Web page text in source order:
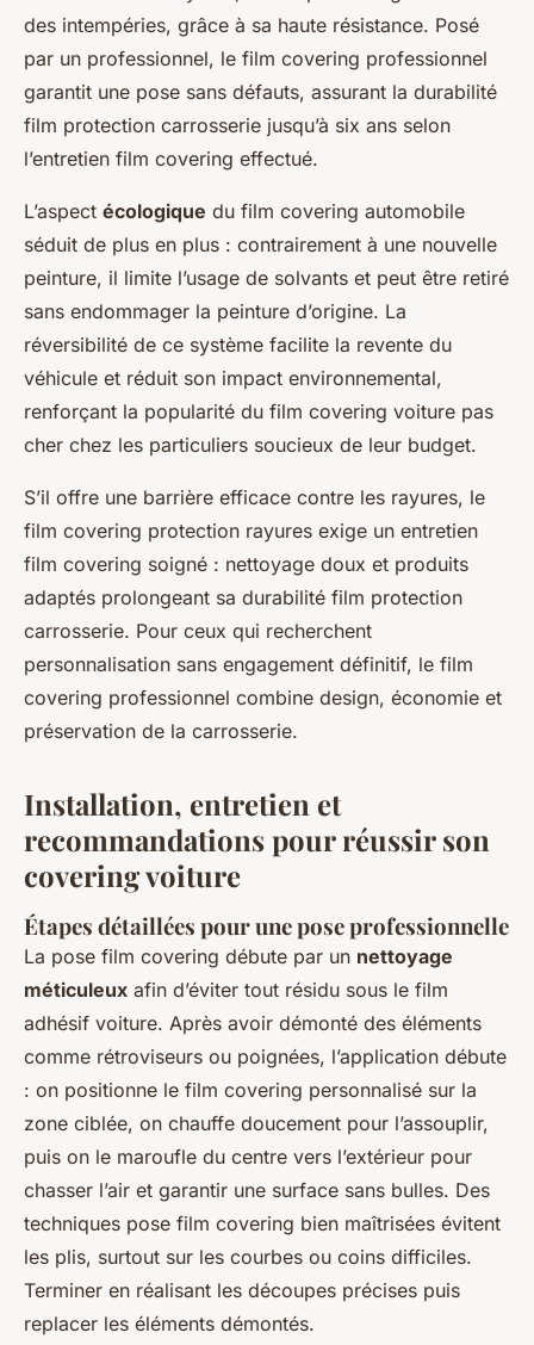
des intempéries, grâce à sa haute résistance. Posé
par un professionnel, le film covering professionnel
garantit une pose sans défauts, assurant la durabilité
film protection carrosserie jusqu’à six ans selon
l’entretien film covering effectué.
L’aspect écologique du film covering automobile
séduit de plus en plus : contrairement à une nouvelle
peinture, il limite l’usage de solvants et peut être retiré
sans endommager la peinture d’origine. La
réversibilité de ce système facilite la revente du
véhicule et réduit son impact environnemental,
renforçant la popularité du film covering voiture pas
cher chez les particuliers soucieux de leur budget.
S’il offre une barrière efficace contre les rayures, le
film covering protection rayures exige un entretien
film covering soigné : nettoyage doux et produits
adaptés prolongeant sa durabilité film protection
carrosserie. Pour ceux qui recherchent
personnalisation sans engagement définitif, le film
covering professionnel combine design, économie et
préservation de la carrosserie.
Installation, entretien et
recommandations pour réussir son
covering voiture
Étapes détaillées pour une pose professionnelle
La pose film covering débute par un nettoyage
méticuleux afin d’éviter tout résidu sous le film
adhésif voiture. Après avoir démonté des éléments
comme rétroviseurs ou poignées, l’application débute
: on positionne le film covering personnalisé sur la
zone ciblée, on chauffe doucement pour l’assouplir,
puis on le maroufle du centre vers l’extérieur pour
chasser l’air et garantir une surface sans bulles. Des
techniques pose film covering bien maîtrisées évitent
les plis, surtout sur les courbes ou coins difficiles.
Terminer en réalisant les découpes précises puis
replacer les éléments démontés.